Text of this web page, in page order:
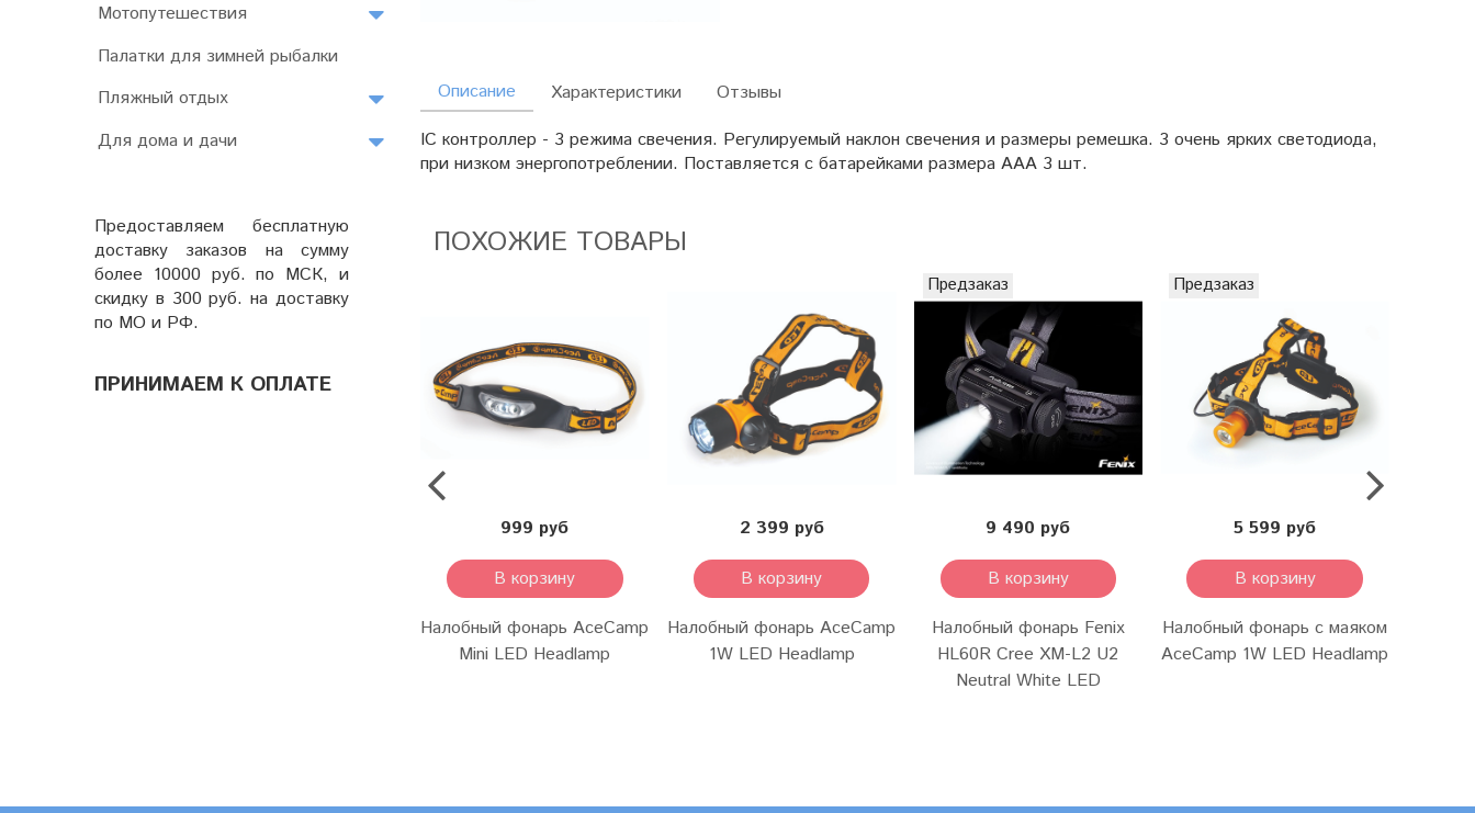
Описание
IC контроллер - 3 режима свечения. Регулируемый наклон свечения и размеры ремешка. 3 очень ярких светодиода,
при низком энергопотреблении. Поставляется с батарейками размера AAA 3 шт.
Характеристики Отзывы
ПОХОЖИЕ ТОВАРЫ
999 руб
В корзину
Налобный фонарь AceCamp
Mini LED Headlamp
2 399 руб
В корзину
Налобный фонарь AceCamp
1W LED Headlamp
Предзаказ
9 490 руб
В корзину
Налобный фонарь Fenix
HL60R Cree XM-L2 U2
Neutral White LED
Предзаказ
5 599 руб
В корзину
Налобный фонарь с маяком
AceCamp 1W LED Headlamp
Мотопутешествия
Палатки для зимней рыбалки
Пляжный отдых
Для дома и дачи
Предоставляем бесплатную
доставку заказов на сумму
более 10000 руб. по МСК, и
скидку в 300 руб. на доставку
по МО и РФ.
ПРИНИМАЕМ К ОПЛАТЕ